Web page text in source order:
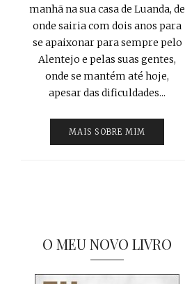
manhã na sua casa de Luanda, de
onde sairia com dois anos para
se apaixonar para sempre pelo
Alentejo e pelas suas gentes,
onde se mantém até hoje,
apesar das dificuldades...
MAIS SOBRE MIM
O MEU NOVO LIVRO